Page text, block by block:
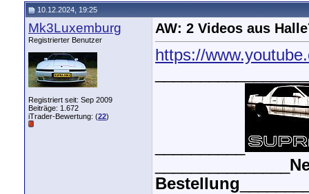
10.12.2024, 19:25
Mk3Luxemburg
Registrierter Benutzer
Registriert seit: Sep 2009
Beiträge: 1.672
iTrader-Bewertung: (22)
AW: 2 Videos aus
https://
Bestellung